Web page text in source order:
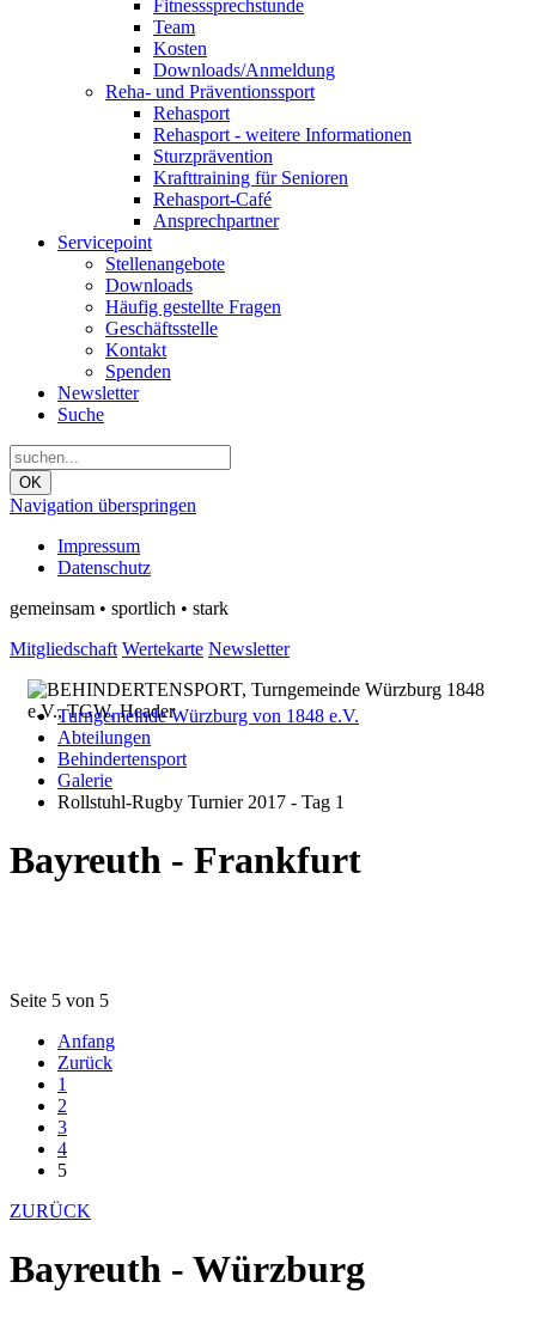
Fitnesssprechstunde
Team
Kosten
Downloads/Anmeldung
Reha- und Präventionssport
Rehasport
Rehasport - weitere Informationen
Sturzprävention
Krafttraining für Senioren
Rehasport-Café
Ansprechpartner
Servicepoint
Stellenangebote
Downloads
Häufig gestellte Fragen
Geschäftsstelle
Kontakt
Spenden
Newsletter
Suche
OK
Navigation überspringen
Impressum
Datenschutz
gemeinsam • sportlich • stark
Mitgliedschaft Wertekarte Newsletter
Turngemeinde Würzburg von 1848 e.V.
Abteilungen
Behindertensport
Galerie
Rollstuhl-Rugby Turnier 2017 - Tag 1
Bayreuth - Frankfurt
Seite 5 von 5
Anfang
Zurück
1
2
3
4
5
ZURÜCK
Bayreuth - Würzburg